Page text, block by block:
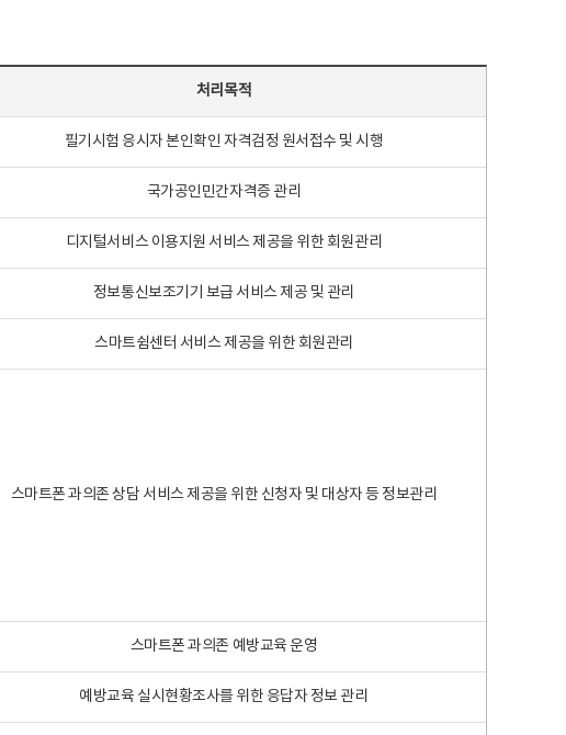
처리목적
필기시험 응시자 본인확인 자격검정 원서접수 및 시행
국가공인민간자격증 관리
디지털서비스 이용지원 서비스 제공을 위한 회원관리
정보통신보조기기 보급 서비스 제공 및 관리
스마트쉼센터 서비스 제공을 위한 회원관리
스마트폰 과의존 상담 서비스 제공을 위한 신청자 및 대상자 등 정보관리
스마트폰 과의존 예방교육 운영
예방교육 실시현황조사를 위한 응답자 정보 관리